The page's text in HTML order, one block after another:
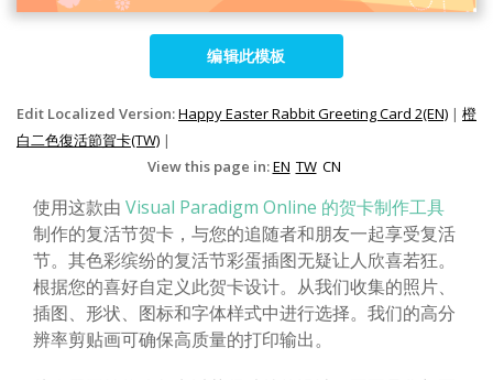
编辑此模板
Edit Localized Version:Happy Easter Rabbit Greeting Card 2(EN) | 橙
白二色復活節賀卡(TW) |
View this page in:EN TW CN
使用这款由 Visual Paradigm Online 的贺卡制作工具
制作的复活节贺卡，与您的追随者和朋友一起享受复活
节。其色彩缤纷的复活节彩蛋插图无疑让人欣喜若狂。
根据您的喜好自定义此贺卡设计。从我们收集的照片、
插图、形状、图标和字体样式中进行选择。我们的高分
辨率剪贴画可确保高质量的打印输出。